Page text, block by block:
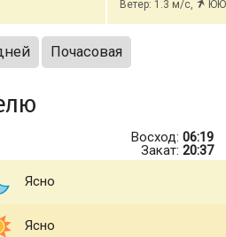
Ветер: 1.3 м/с,
Почасовая
Восход: 06:19
Закат: 20:37
Ясно
Ясно